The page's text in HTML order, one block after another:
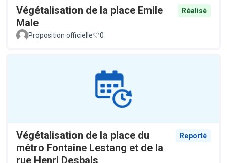
Végétalisation de la place Emile
Male
Réalisé
Proposition officielle 0
Végétalisation de la place du
métro Fontaine Lestang et de la
Reporté